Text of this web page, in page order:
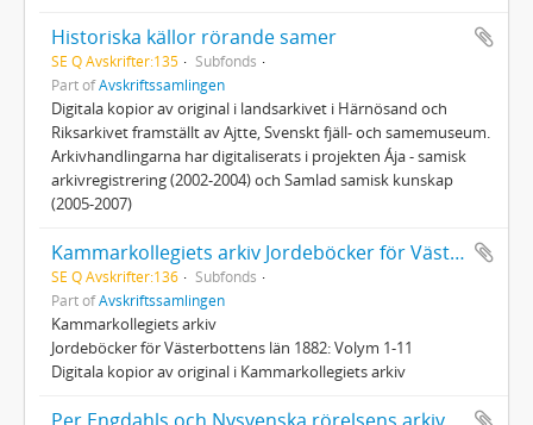
Historiska källor rörande samer
SE Q Avskrifter:135
Subfonds
Part ofAvskriftssamlingen
Digitala kopior av original i landsarkivet i Härnösand och
Riksarkivet framställt av Ajtte, Svenskt fjäll- och samemuseum.
Arkivhandlingarna har digitaliserats i projekten Ája - samisk
arkivregistrering (2002-2004) och Samlad samisk kunskap
(2005-2007)
Kammarkollegiets arkiv Jordeböcker för Västerbottens län 1882
SE Q Avskrifter:136
Subfonds
Part ofAvskriftssamlingen
Kammarkollegiets arkiv
Jordeböcker för Västerbottens län 1882: Volym 1-11
Digitala kopior av original i Kammarkollegiets arkiv
Per Engdahls och Nysvenska rörelsens arkiv